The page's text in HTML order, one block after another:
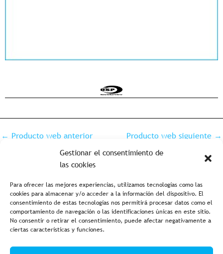
Gestionar el consentimiento de
las cookies
Para ofrecer las mejores experiencias, utilizamos tecnologías como las
cookies para almacenar y/o acceder a la información del dispositivo. El
consentimiento de estas tecnologías nos permitirá procesar datos como el
comportamiento de navegación o las identificaciones únicas en este sitio.
No consentir o retirar el consentimiento, puede afectar negativamente a
ciertas características y funciones.
← Producto web anterior Producto web siguiente →
Aviso legal y política de privacidad Política de cookies